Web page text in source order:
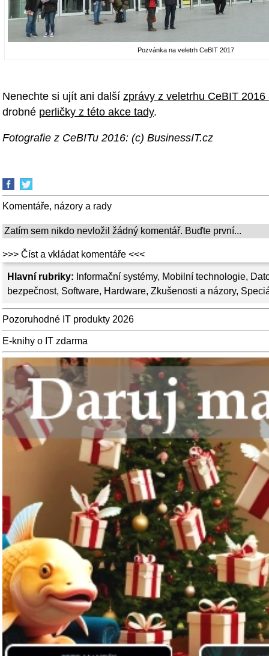
Hlavní rubriky: Informační systémy, Mobilní technologie,
bezpečnost, Software, Hardware, Zkušenosti a názory,
Pozoruhodné IT produkty 2026
E-knihy o IT zdarma
Pozvánka na veletrh CeBIT 2017
Nenechte si ujít ani další zprávy z veletrhu CeBIT 2016
drobné perličky z této akce tady.
Fotografie z CeBITu 2016: (c) BusinessIT.cz
Komentáře, názory a rady
Zatím sem nikdo nevložil žádný komentář. Buďte první...
>>> Číst a vkládat komentáře <<<